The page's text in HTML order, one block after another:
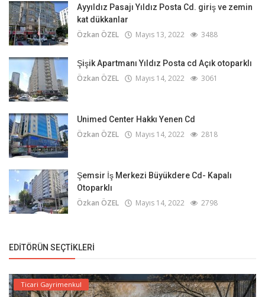
Ayyıldız Pasajı Yıldız Posta Cd. giriş ve zemin
kat dükkanlar
Özkan ÖZEL Mayıs 13, 2022 3488
Şişik Apartmanı Yıldız Posta cd Açık otoparklı
Özkan ÖZEL Mayıs 14, 2022 3061
Unimed Center Hakkı Yenen Cd
Özkan ÖZEL Mayıs 14, 2022 2818
Şemsir İş Merkezi Büyükdere Cd- Kapalı
Otoparklı
Özkan ÖZEL Mayıs 14, 2022 2798
EDITÖRÜN SEÇTIKLERI
Ticari Gayrimenkul